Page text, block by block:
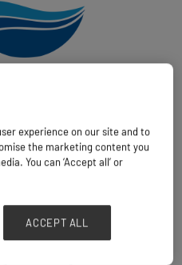
تتمتع كريبي بموقع
مفترق الطرق بين غرب
تنفيذ منطقة
experience on our site and to
the marketing content you
You can ‘Accept all’ or
ACCEPT ALL